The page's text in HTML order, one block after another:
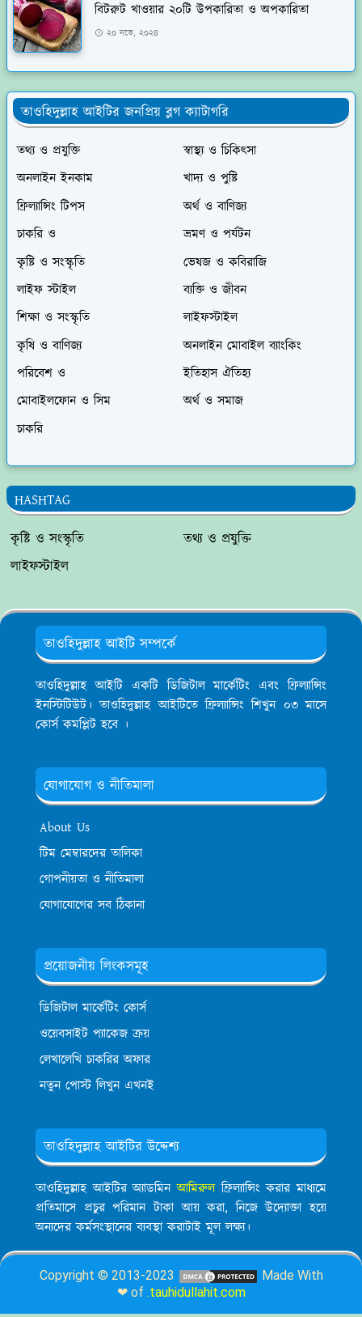
বিটরুট খাওয়ার ২০টি উপকারিতা ও অপকারিতা
২০ নভে, ২০২৪
তাওহিদুল্লাহ আইটির জনপ্রিয় ব্লগ ক্যাটাগরি
তথ্য ও প্রযুক্তি
স্বাস্থ্য ও চিকিৎসা
অনলাইন ইনকাম
খাদ্য ও পুষ্টি
ফ্রিল্যান্সিং টিপস
অর্থ ও বাণিজ্য
চাকরি ও
ভ্রমণ ও পর্যটন
কৃষ্টি ও সংস্কৃতি
ভেষজ ও কবিরাজি
লাইফ স্টাইল
ব্যক্তি ও জীবন
শিক্ষা ও সংস্কৃতি
লাইফস্টাইল
কৃষি ও বাণিজ্য
অনলাইন মোবাইল ব্যাংকিং
পরিবেশ ও
ইতিহাস ঐতিহ্য
মোবাইলফোন ও সিম
অর্থ ও সমাজ
চাকরি
HASHTAG
কৃষ্টি ও সংস্কৃতি
তথ্য ও প্রযুক্তি
লাইফস্টাইল
তাওহিদুল্লাহ আইটি সম্পর্কে
তাওহিদুল্লাহ আইটি একটি ডিজিটাল মার্কেটিং এবং ফ্রিল্যান্সিং
ইনস্টিটিউট। তাওহিদুল্লাহ আইটিতে ফ্রিল্যান্সিং শিখুন ০৩ মাসে
কোর্স কমপ্লিট হবে ।
যোগাযোগ ও নীতিমালা
About Us
টিম মেম্বারদের তালিকা
গোপনীয়তা ও নীতিমালা
যোগাযোগের সব ঠিকানা
প্রয়োজনীয় লিংকসমূহ
ডিজিটাল মার্কেটিং কোর্স
ওয়েবসাইট প্যাকেজ ক্রয়
লেখালেখি চাকরির অফার
নতুন পোস্ট লিখুন এখনই
তাওহিদুল্লাহ আইটির উদ্দেশ্য
তাওহিদুল্লাহ আইটির অ্যাডমিনআমিরুলফ্রিল্যান্সিং করার মাধ্যমে
প্রতিমাসে প্রচুর পরিমান টাকা আয় করা, নিজে উদ্যোক্তা হয়ে
অন্যদের কর্মসংস্থানের ব্যবস্থা করাটাই মূল লক্ষ্য।
Copyright © 2013-2023
Made With
❤ of .tauhidullahit.com